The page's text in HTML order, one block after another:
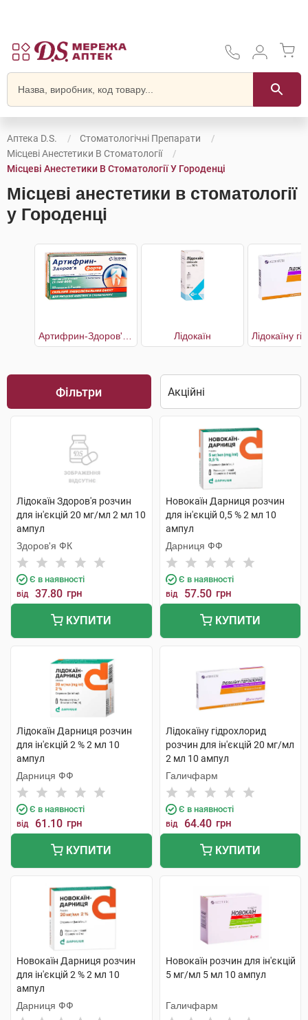
Аптека D.S.
Стоматологічні Препарати
Місцеві Анестетики В Стоматології
Місцеві Анестетики В Стоматології У Городенці
Місцеві анестетики в стоматології
у Городенці
Лідокаїн
Фільтри
Лідокаїн Здоров'я розчин
для ін'єкцій 20 мг/мл 2 мл 10
ампул
Здоров'я ФК
Є в наявності
від 37.80 грн
КУПИТИ
Новокаїн Дарниця розчин
для ін'єкцій 0,5 % 2 мл 10
ампул
Дарниця ФФ
Є в наявності
від 57.50 грн
КУПИТИ
Лідокаїн Дарниця розчин
для ін'єкцій 2 % 2 мл 10
ампул
Дарниця ФФ
Є в наявності
від 61.10 грн
КУПИТИ
Лідокаїну гідрохлорид
розчин для ін'єкцій 20 мг/мл
2 мл 10 ампул
Галичфарм
Є в наявності
від 64.40 грн
КУПИТИ
Новокаїн Дарниця розчин
для ін'єкцій 2 % 2 мл 10
ампул
Дарниця ФФ
Новокаїн розчин для ін'єкцій
5 мг/мл 5 мл 10 ампул
Галичфарм